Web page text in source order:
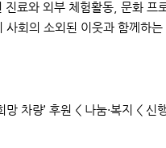
료와 외부 체험활동, 문화 프
회의 소외된 이웃과 함께하
차량’ 후원 < 나눔·복지 < 신